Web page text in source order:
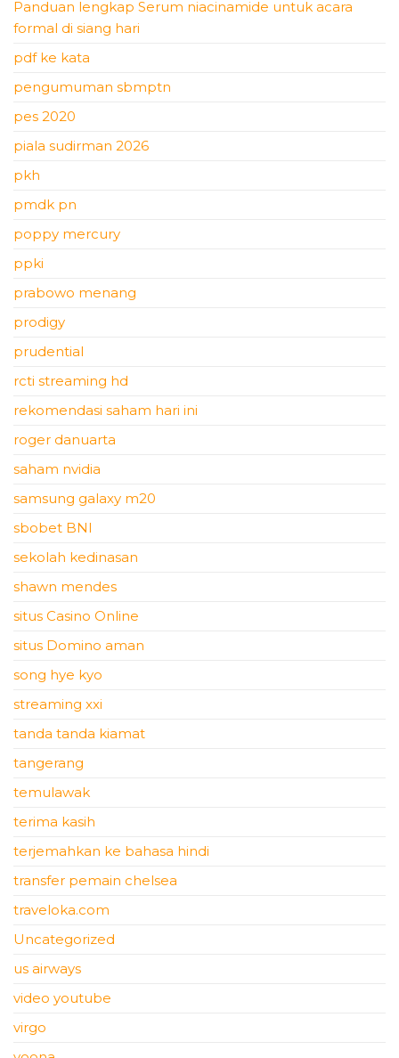
Panduan lengkap Serum niacinamide untuk acara
formal di siang hari
pdf ke kata
pengumuman sbmptn
pes 2020
piala sudirman 2026
pkh
pmdk pn
poppy mercury
ppki
prabowo menang
prodigy
prudential
rcti streaming hd
rekomendasi saham hari ini
roger danuarta
saham nvidia
samsung galaxy m20
sbobet BNI
sekolah kedinasan
shawn mendes
situs Casino Online
situs Domino aman
song hye kyo
streaming xxi
tanda tanda kiamat
tangerang
temulawak
terima kasih
terjemahkan ke bahasa hindi
transfer pemain chelsea
traveloka.com
Uncategorized
us airways
video youtube
virgo